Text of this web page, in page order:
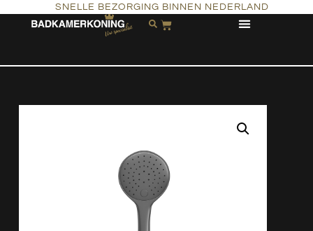
SNELLE BEZORGING BINNEN NEDERLAND